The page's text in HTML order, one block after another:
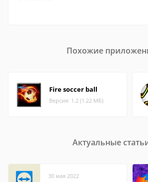
Похожие
Fire soccer ball
Версия: 1.2 (1.22 МБ)
Актуальные
30 мая 2022